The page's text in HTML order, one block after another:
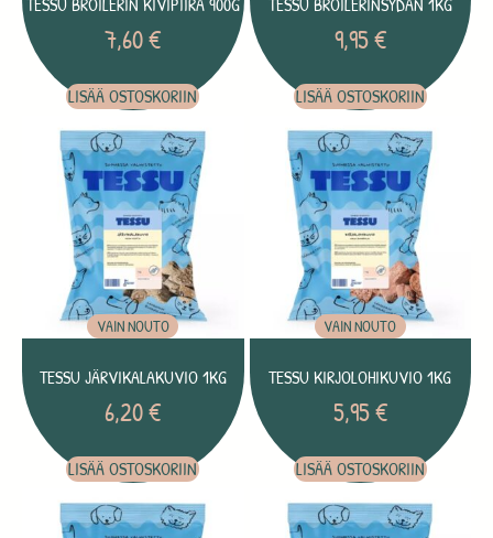
7,60€
LISÄÄ OSTOSKORIIN
9,95€
LISÄÄ OSTOSKORIIN
VAIN NOUTO
TESSU JÄRVIKALAKUVIO 1KG
6,20€
LISÄÄ OSTOSKORIIN
VAIN NOUTO
TESSU KIRJOLOHIKUVIO 1KG
5,95€
LISÄÄ OSTOSKORIIN